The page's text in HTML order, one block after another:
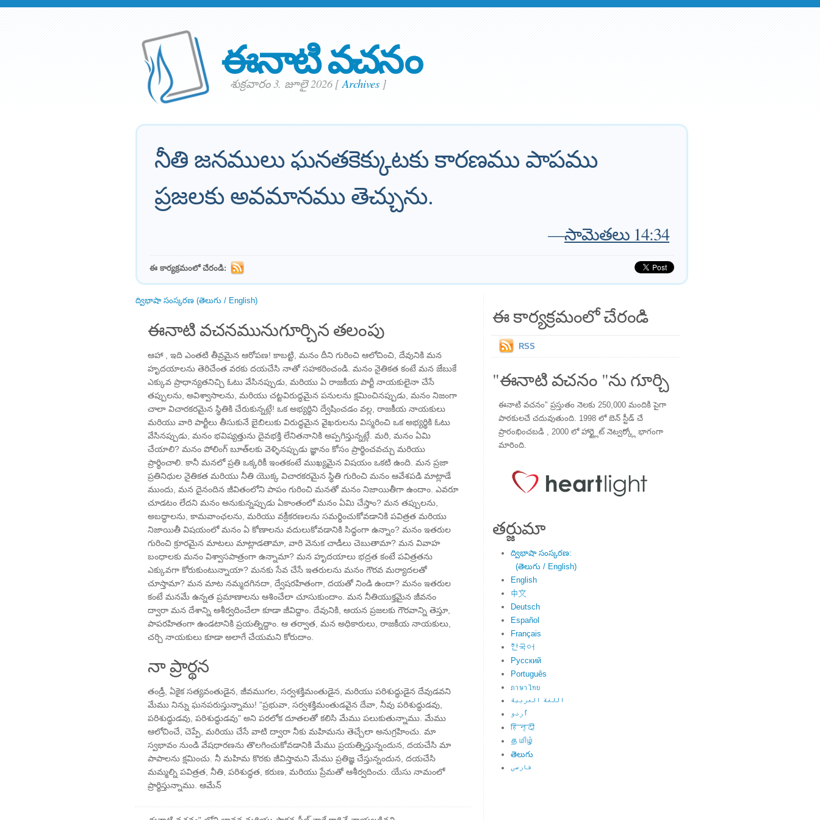
ఈనాటి వచనం
శుక్రవారం 3. జూలై 2026[Archives]
నీతి జనములు ఘనతకెక్కుటకు కారణము పాపము
ప్రజలకు అవమానము తెచ్చును.
—సామెతలు 14:34
ఈ కార్యక్రమంలో చేరండి:
ద్విభాషా సంస్కరణ (తెలుగు / English)
ఈనాటి వచనమునుగూర్చిన తలంపు
ఆహా , ఇది ఎంతటి తీవ్రమైన ఆరోపణ! కాబట్టి, మనం దీని గురించి ఆలోచించి, దేవునికి మన
హృదయాలను తెరిచేంత వరకు దయచేసి నాతో సహకరించండి. మనం నైతికత కంటే మన జేబుకే
ఎక్కువ ప్రాధాన్యతనిచ్చి ఓటు వేసినప్పుడు, మరియు ఏ రాజకీయ పార్టీ నాయకులైనా చేసే
తప్పులను, అవిశ్వాసాలను, మరియు చట్టవిరుద్ధమైన పనులను క్షమించినప్పుడు, మనం నిజంగా
చాలా విచారకరమైన స్థితికి చేరుకున్నట్లే! ఒక అభ్యర్థిని ద్వేషించడం వల్ల, రాజకీయ నాయకులు
మరియు వారి పార్టీలు తీసుకునే బైబిలుకు విరుద్ధమైన వైఖరులను విస్మరించి ఒక అభ్యర్థికి ఓటు
వేసినప్పుడు, మనం భవిష్యత్తును దైవభక్తి లేనితనానికి అప్పగిస్తున్నట్లే. మరి, మనం ఏమి
చేయాలి? మనం పోలింగ్ బూత్‌లకు వెళ్ళినప్పుడు జ్ఞానం కోసం ప్రార్థించవచ్చు మరియు
ప్రార్థించాలి. కానీ మనలో ప్రతి ఒక్కరికీ ఇంతకంటే ముఖ్యమైన విషయం ఒకటి ఉంది. మన ప్రజా
ప్రతినిధుల నైతికత మరియు నీతి యొక్క విచారకరమైన స్థితి గురించి మనం ఆవేశపడి మాట్లాడే
ముందు, మన దైనందిన జీవితంలోని పాపం గురించి మనతో మనం నిజాయితీగా ఉందాం. ఎవరూ
చూడటం లేదని మనం అనుకున్నప్పుడు ఏకాంతంలో మనం ఏమి చేస్తాం? మన తప్పులను,
అబద్ధాలను, కామవాంఛలను, మరియు వక్రీకరణలను సమర్థించుకోవడానికి పవిత్రత మరియు
నిజాయితీ విషయంలో మనం ఏ కోణాలను వదులుకోవడానికి సిద్ధంగా ఉన్నాం? మనం ఇతరుల
గురించి క్రూరమైన మాటలు మాట్లాడతామా, వారి వెనుక చాడీలు చెబుతామా? మన వివాహ
బంధాలకు మనం విశ్వాసపాత్రంగా ఉన్నామా? మన హృదయాలు భద్రత కంటే పవిత్రతను
ఎక్కువగా కోరుకుంటున్నాయా? మనకు సేవ చేసే ఇతరులను మనం గౌరవ మర్యాదలతో
చూస్తామా? మన మాట నమ్మదగినదా, ద్వేషరహితంగా, దయతో నిండి ఉందా? మనం ఇతరుల
కంటే మనమే ఉన్నత ప్రమాణాలను ఆశించేలా చూసుకుందాం. మన నీతియుక్తమైన జీవనం
ద్వారా మన దేశాన్ని ఆశీర్వదించేలా కూడా జీవిద్దాం. దేవునికి, ఆయన ప్రజలకు గౌరవాన్ని తెస్తూ,
పాపరహితంగా ఉండటానికి ప్రయత్నిద్దాం. ఆ తర్వాత, మన అధికారులు, రాజకీయ నాయకులు,
చర్చి నాయకులు కూడా అలాగే చేయమని కోరుదాం.
నా ప్రార్థన
తండ్రీ, ఏకైక సత్యవంతుడైన, జీవముగల, సర్వశక్తిమంతుడైన, మరియు పరిశుద్ధుడైన దేవుడవని
మేము నిన్ను ఘనపరుస్తున్నాము! "ప్రభువా, సర్వశక్తిమంతుడవైన దేవా, నీవు పరిశుద్ధుడవు,
పరిశుద్ధుడవు, పరిశుద్ధుడవు" అని పరలోక దూతలతో కలిసి మేము పలుకుతున్నాము. మేము
ఆలోచించే, చెప్పే, మరియు చేసే వాటి ద్వారా నీకు మహిమను తెచ్చేలా అనుగ్రహించు. మా
స్వభావం నుండి వేషధారణను తొలగించుకోవడానికి మేము ప్రయత్నిస్తున్నందున, దయచేసి మా
పాపాలను క్షమించు. నీ మహిమ కొరకు జీవిస్తామని మేము ప్రతిజ్ఞ చేస్తున్నందున, దయచేసి
మమ్మల్ని పవిత్రత, నీతి, పరిశుద్ధత, కరుణ, మరియు ప్రేమతో ఆశీర్వదించు. యేసు నామంలో
ప్రార్థిస్తున్నాము. ఆమేన్
ఈ కార్యక్రమంలో చేరండి
RSS
"ఈనాటి వచనం "ను గూర్చి
ఈనాటి వచనం" ప్రస్తుతం నెలకు 250,000 మందికి పైగా
పాఠకులచే చదువుతుంది. 1998 లో బెన్ స్టీడ్ చే
ప్రారంభించబడి , 2000 లో హార్ట్లైట్ నెట్వర్క్లో భాగంగా
మారింది.
తర్జుమా
ద్విభాషా సంస్కరణ:
(తెలుగు / English)
English
中文
Deutsch
Español
Français
한국어
Русский
Português
ภาษาไทย
اللغة العربية
اُردو
हिन्दी
தமிழ்
తెలుగు
فارسی